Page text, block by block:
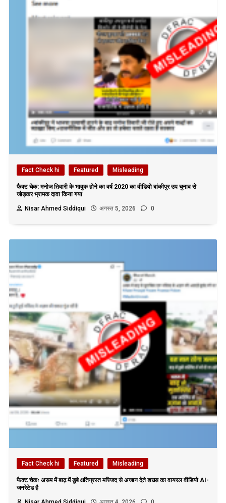
Fact Check hi Featured Misleading
फैक्ट चेक: मनोज तिवारी के भावुक होने का वर्ष 2020 का वीडियो बांकीपुर उप चुनाव से
जोड़कर भ्रामक दावा किया गया
Nisar Ahmed Siddiqui
अगस्त 5, 2026 0
Fact Check hi Featured Misleading
फैक्ट चेकः असम में बाढ़ में डूबे क्षतिग्रस्त मस्जिद से अजान देते शख्स का वायरल वीडियो AI-
जनरेटेड है